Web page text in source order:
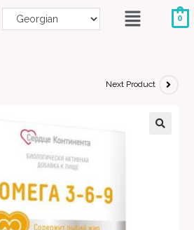
0
Next Product